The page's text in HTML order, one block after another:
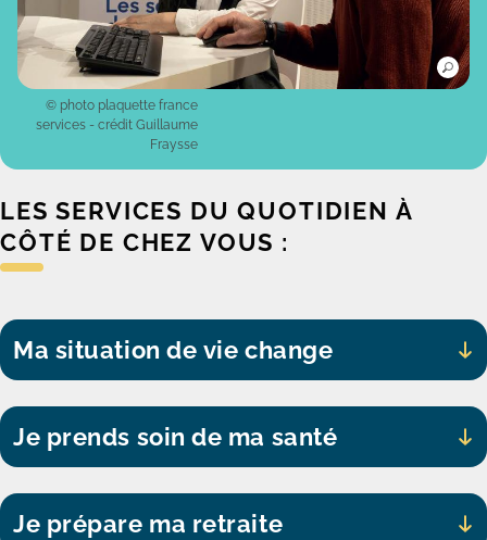
© photo plaquette france
services - crédit Guillaume
Fraysse
LES SERVICES DU QUOTIDIEN À
CÔTÉ DE CHEZ VOUS :
Ma situation de vie change
Je prends soin de ma santé
Je prépare ma retraite